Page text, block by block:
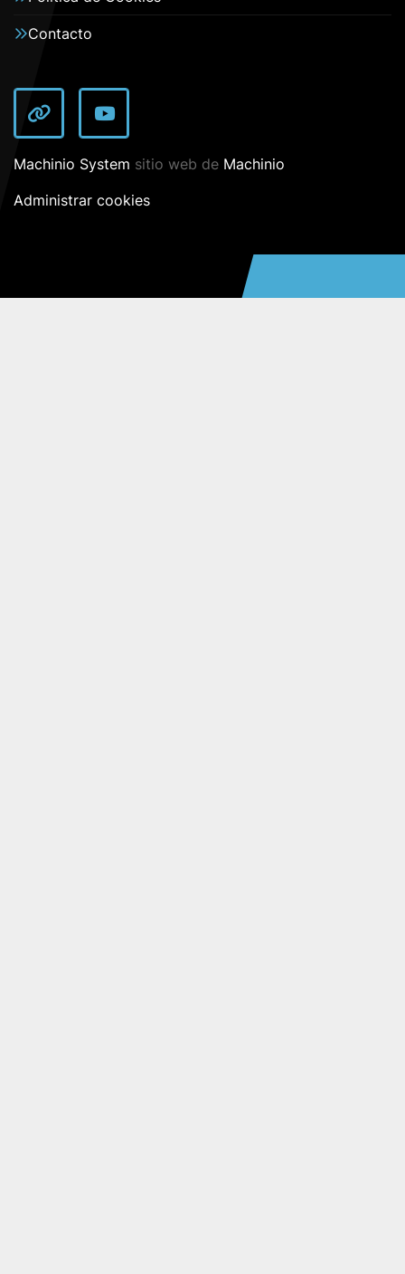
Contacto
other youtube
Machinio System sitio web de Machinio
Administrar cookies